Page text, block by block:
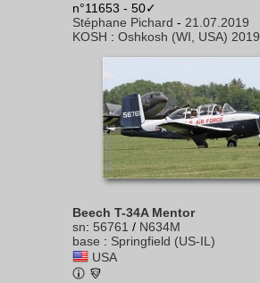
n°11653 - 50✓
Stéphane Pichard - 21.07.2019
KOSH : Oshkosh (WI, USA) 2019
Beech T-34A Mentor
sn: 56761 / N634M
base : Springfield (US-IL)
USA